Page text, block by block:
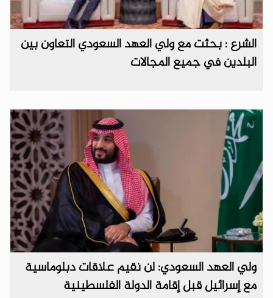
الشرع : بحثت مع ولي العهد السعودي التعاون بين
البلدين في جميع المجالات
ولي العهد السعودي: لن نقيم علاقات دبلوماسية
مع إسرائيل قبل إقامة الدولة الفلسطينية